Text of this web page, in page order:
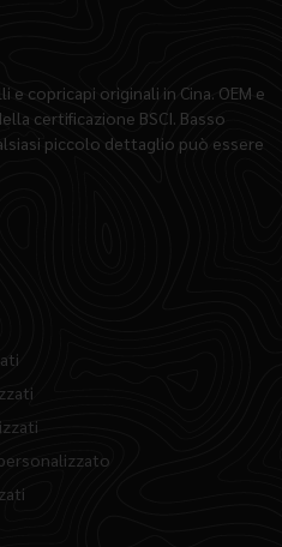
copricapi originali in Cina. OEM e
certificazione BSCI. Basso
piccolo dettaglio può essere